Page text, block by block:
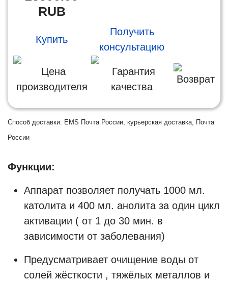
RUB
Купить
Получить
консультацию
Цена
производителя
Гарантия
качества
Возврат
Способ доставки: EMS Почта России, курьерская доставка, Почта
России
Функции:
Аппарат позволяет получать 1000 мл.
католита и 400 мл. анолита за один цикл
активации ( от 1 до 30 мин. в
зависимости от заболевания)
Предусматривает очищение воды от
солей жёсткости , тяжёлых металлов и